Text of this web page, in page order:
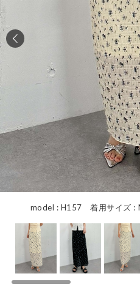
model : H157 着用サイズ :